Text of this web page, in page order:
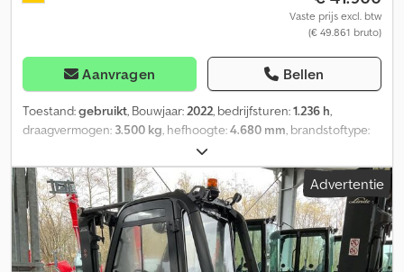
Vaste prijs excl. btw
(€ 49.861 bruto)
Aanvragen Bellen
Toestand:gebruikt, Bouwjaar: 2022, bedrijfsturen:1.236 h,
draagvermogen: 3.500 kg , hefhoogte:4.680 mm , brandstoftype:
, bouwhoogte:
50 %, voorbandmaat:27 x 10 - 12 SE, achterbandmaat:23 x 9 - 10
SE, kleur:overig, Aangebouwde apparatuur: zijschuiver, Uitrusting:
3e ventiel, 4e ventiel, werklampen achter, verwarming, volledige
cabine, veiligheidslicht, Codpfxjzrh Haj Af Dsha
Advertentie